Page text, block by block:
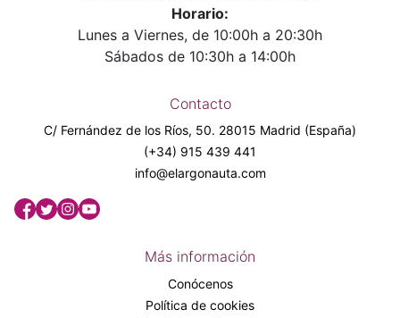
Horario:
Lunes a Viernes, de 10:00h a 20:30h
Sábados de 10:30h a 14:00h
Contacto
C/ Fernández de los Ríos, 50. 28015 Madrid (España)
(+34) 915 439 441
info@elargonauta.com
Más información
Conócenos
Política de cookies